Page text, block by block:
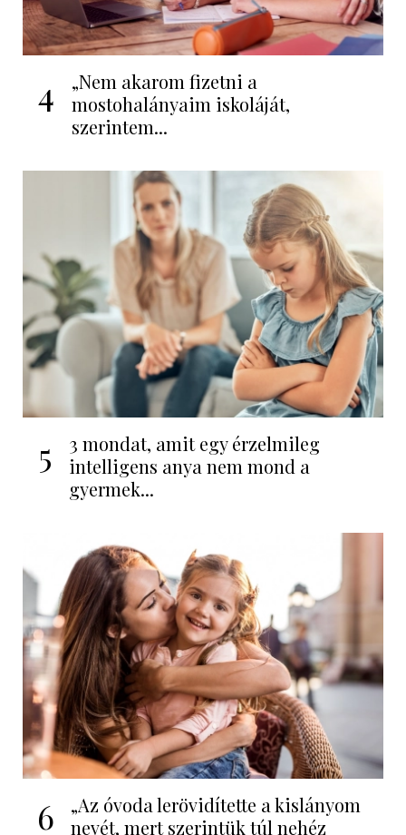
4
„Nem akarom fizetni a
mostohalányaim iskoláját,
szerintem...
5
3 mondat, amit egy érzelmileg
intelligens anya nem mond a
gyermek...
6
„Az óvoda lerövidítette a kislányom
nevét, mert szerintük túl nehéz